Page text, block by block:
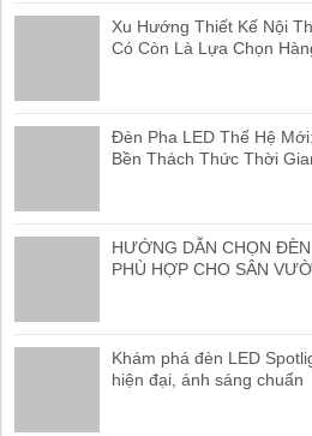
Xu Hướng Thiết Kế Nội
Có Còn Là Lựa Chọn
Đèn Pha LED Thế Hệ
Bền Thách Thức Thời
HƯỚNG DẪN CHỌN
PHÙ HỢP CHO SÂN
Khám phá đèn LED
hiện đại, ánh sáng chuẩn